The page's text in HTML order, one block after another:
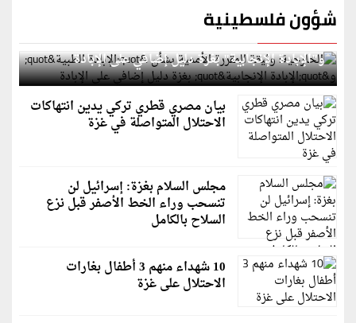
شؤون فلسطينية
الخارجية: وثيقة المقررة الأممية بشأن "الإبادة الطبية"
و"الإبادة الإنجابية" بغزة دليل إضافي على الإبادة
بيان مصري قطري تركي يدين انتهاكات
الاحتلال المتواصلة في غزة
مجلس السلام بغزة: إسرائيل لن
تنسحب وراء الخط الأصفر قبل نزع
السلاح بالكامل
10 شهداء منهم 3 أطفال بغارات
الاحتلال على غزة